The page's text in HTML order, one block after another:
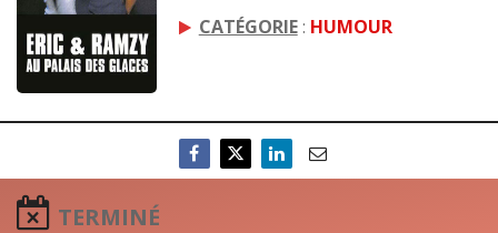
CATÉGORIE: HUMOUR
TERMINÉ